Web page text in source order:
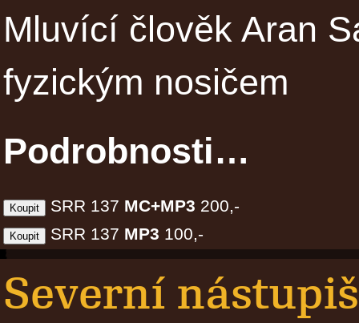
Mluvící člověk Aran
fyzickým nosičem
Podrobnosti…
SRR 137 MC+MP3 200,-
SRR 137 MP3 100,-
Severní